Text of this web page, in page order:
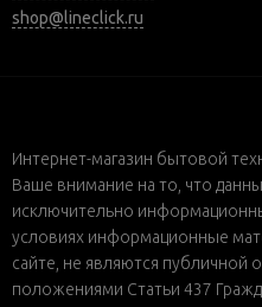
shop@lineclick.ru
Интернет-магазин бытовой
Ваше внимание на то, что
исключительно
условиях информационные
сайте, не являются публичной
положениями Статьи 437